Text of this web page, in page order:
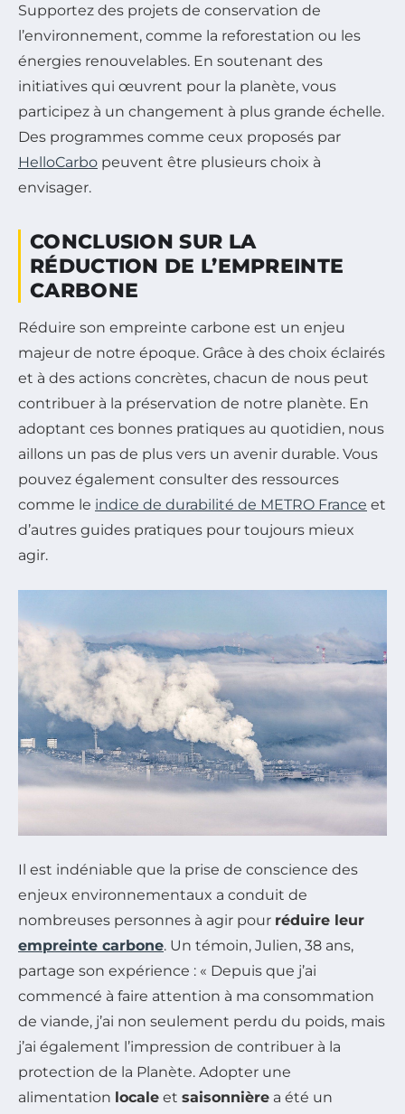
Supportez des projets de conservation de
l’environnement, comme la reforestation ou les
énergies renouvelables. En soutenant des
initiatives qui œuvrent pour la planète, vous
participez à un changement à plus grande échelle.
Des programmes comme ceux proposés par
HelloCarbo peuvent être plusieurs choix à
envisager.
CONCLUSION SUR LA
RÉDUCTION DE L’EMPREINTE
CARBONE
Réduire son empreinte carbone est un enjeu
majeur de notre époque. Grâce à des choix éclairés
et à des actions concrètes, chacun de nous peut
contribuer à la préservation de notre planète. En
adoptant ces bonnes pratiques au quotidien, nous
aillons un pas de plus vers un avenir durable. Vous
pouvez également consulter des ressources
comme le indice de durabilité de METRO France et
d’autres guides pratiques pour toujours mieux
agir.
Il est indéniable que la prise de conscience des
enjeux environnementaux a conduit de
nombreuses personnes à agir pour réduire leur
empreinte carbone. Un témoin, Julien, 38 ans,
partage son expérience : « Depuis que j’ai
commencé à faire attention à ma consommation
de viande, j’ai non seulement perdu du poids, mais
j’ai également l’impression de contribuer à la
protection de la Planète. Adopter une
alimentation locale et saisonnière a été un